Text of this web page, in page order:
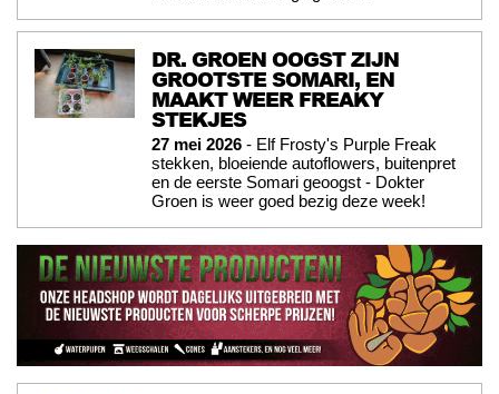
DR. GROEN OOGST ZIJN
GROOTSTE SOMARI, EN
MAAKT WEER FREAKY
STEKJES
27 mei 2026 - Elf Frosty's Purple Freak
stekken, bloeiende autoflowers, buitenpret
en de eerste Somari geoogst - Dokter
Groen is weer goed bezig deze week!